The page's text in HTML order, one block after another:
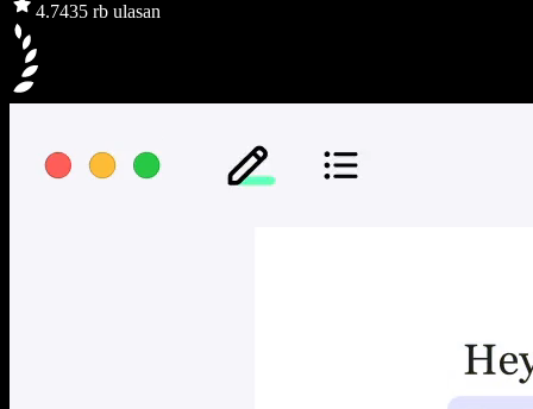
4.7435 rb ulasan